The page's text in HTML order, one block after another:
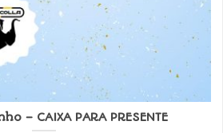
– CAIXA PARA PRESENTE